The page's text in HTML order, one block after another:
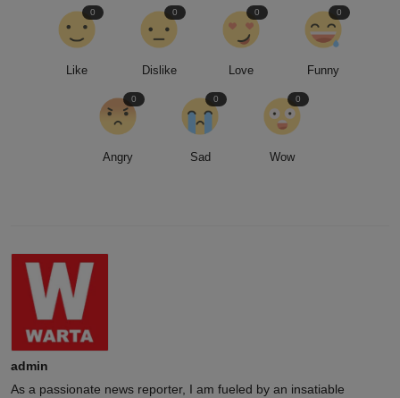
Like
0
Dislike
0
Love
0
Funny
0
Angry
0
Sad
0
Wow
0
admin
As a passionate news reporter, I am fueled by an insatiable